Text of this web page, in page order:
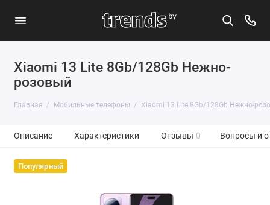
Xiaomi 13 Lite 8Gb/128Gb Нежно-
розовый
Главная Мобильные телефоны Xiaomi 13 Lite 8Gb/128Gb Нежно-
Описание Характеристики Отзывы 0 Вопросы и
Популярный